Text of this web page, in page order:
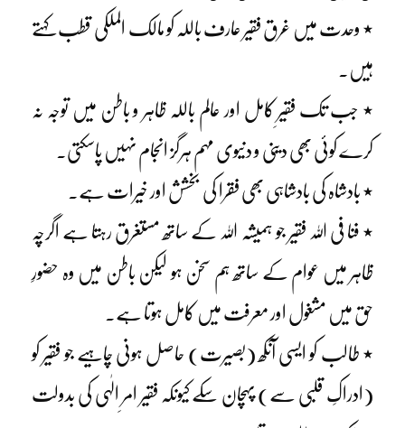
٭ وحدت میں غرق فقیر عارف باللہ کو مالک الملکی قطب کہتے
ہیں۔
٭ جب تک فقیرِ کامل اور عالم باللہ ظاہر و باطن میں توجہ نہ
کرے کوئی بھی دینی و دنیوی مہم ہرگز انجام نہیں پاسکتی۔
٭ بادشاہ کی بادشاہی بھی فقرا کی بخشش اور خیرات ہے۔
٭ فنا فی اللہ فقیر جو ہمیشہ اللہ کے ساتھ مستغرق رہتا ہے اگرچہ
ظاہر میں عوام کے ساتھ ہم سخن ہو لیکن باطن میں وہ حضورِ
حق میں مشغول اور معرفت میں کامل ہوتا ہے۔
٭ طالب کو ایسی آنکھ (بصیرت) حاصل ہونی چاہیے جو فقیر کو
(ادراکِ قلبی سے) پہچان سکے کیونکہ فقیر امرِ الٰہی کی بدولت